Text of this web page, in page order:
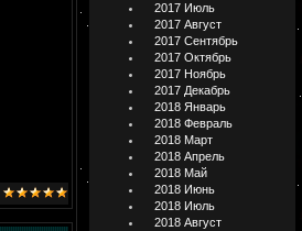
2017 Июль
2017 Август
2017 Сентябрь
2017 Октябрь
2017 Ноябрь
2017 Декабрь
2018 Январь
2018 Февраль
2018 Март
2018 Апрель
2018 Май
2018 Июнь
2018 Июль
2018 Август